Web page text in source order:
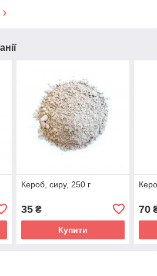
Кероб, сиру, 250 г
35₴
Купити
70